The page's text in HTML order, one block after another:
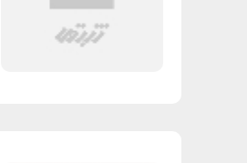
فرمول شیمیایی استانیک
خریدار خاک قلع